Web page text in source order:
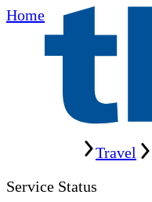
Home
Travel
Service Status